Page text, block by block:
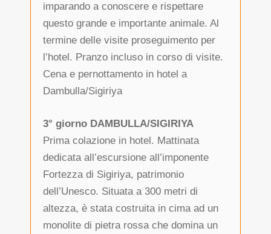
imparando a conoscere e rispettare
questo grande e importante animale. Al
termine delle visite proseguimento per
l’hotel. Pranzo incluso in corso di visite.
Cena e pernottamento in hotel a
Dambulla/Sigiriya
3° giorno DAMBULLA/SIGIRIYA
Prima colazione in hotel. Mattinata
dedicata all’escursione all’imponente
Fortezza di Sigiriya, patrimonio
dell’Unesco. Situata a 300 metri di
altezza, è stata costruita in cima ad un
monolite di pietra rossa che domina un